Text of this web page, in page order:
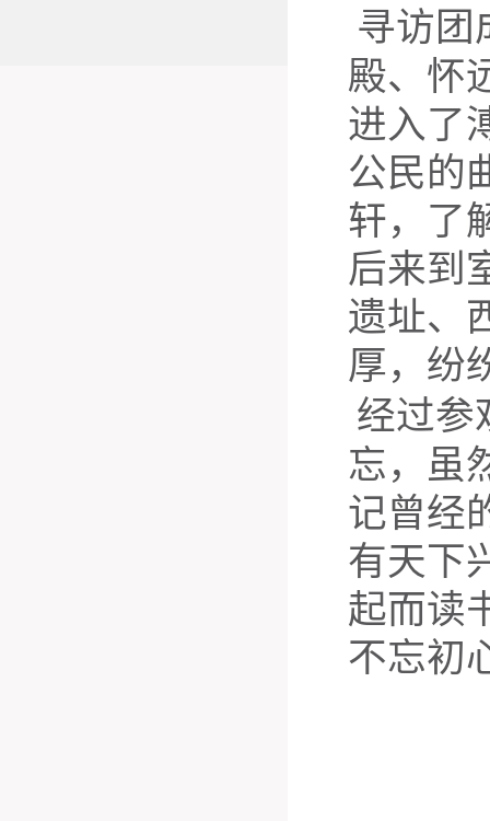
寻访团
殿、怀
进入了
公民的
轩，了
后来到
遗址、
厚，纷
经过参
忘，虽
记曾经
有天下
起而读
不忘初